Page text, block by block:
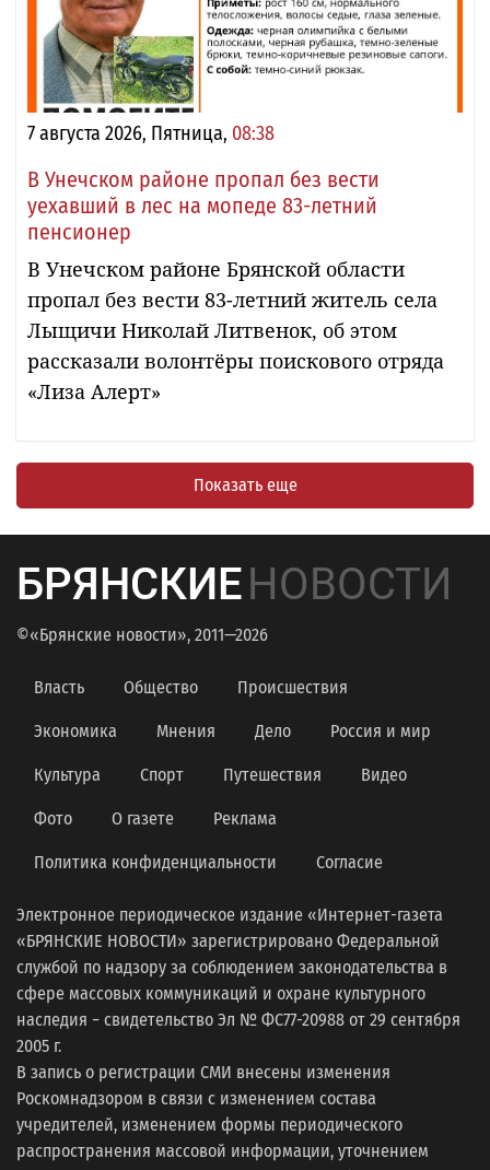
7 августа 2026, Пятница, 08:38
В Унечском районе пропал без вести
уехавший в лес на мопеде 83-летний
пенсионер
В Унечском районе Брянской области
пропал без вести 83-летний житель села
Лыщичи Николай Литвенок, об этом
рассказали волонтёры поискового отряда
«Лиза Алерт»
Показать еще
БРЯНСКИЕНОВОСТИ
©«Брянские новости», 2011—2026
Власть Общество Происшествия
Экономика Мнения Дело Россия и мир
Культура Спорт Путешествия Видео
Фото О газете Реклама
Политика конфиденциальности Согласие
Электронное периодическое издание «Интернет-газета
«БРЯНСКИЕ НОВОСТИ» зарегистрировано Федеральной
службой по надзору за соблюдением законодательства в
сфере массовых коммуникаций и охране культурного
наследия − свидетельство Эл № ФС77-20988 от 29 сентября
2005 г.
В запись о регистрации СМИ внесены изменения
Роскомнадзором в связи с изменением состава
учредителей, изменением формы периодического
распространения массовой информации, уточнением